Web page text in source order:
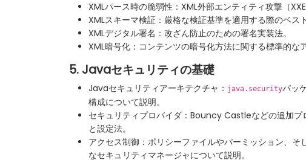
XMLパース時の脆弱性：XML外部エンティティ攻撃（
XMLスキーマ検証：厳格な検証基準を適用する際のベス
XMLデジタル署名：改ざん防止のための署名実装法。
XML暗号化：コンテンツの暗号化方法に関する標準的な
5. Javaセキュリティの基礎
Javaセキュリティアーキテクチャ： java.securityパッ
構成について説明。
セキュリティプロバイダ：Bouncy Castleなどの追加プ
と設定法。
アクセス制御：ポリシーファイルやパーミッション、そ
なセキュリティマネージャについて説明。